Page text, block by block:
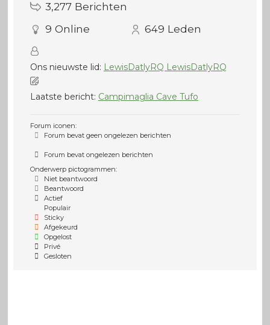
3,277 Berichten
9 Online 649 Leden
Ons nieuwste lid: LewisDatlyRQ LewisDatlyRQ
Laatste bericht: Campimaglia Cave Tufo
Forum iconen:
Forum bevat geen ongelezen berichten
Forum bevat ongelezen berichten
Onderwerp pictogrammen:
Niet beantwoord
Beantwoord
Actief
Populair
Sticky
Afgekeurd
Opgelost
Privé
Gesloten